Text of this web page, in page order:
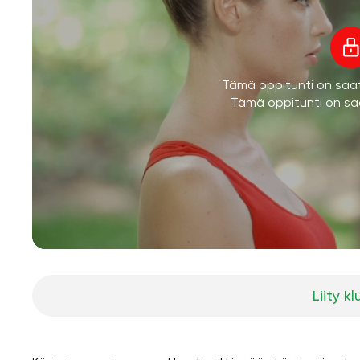
Tämä oppitunti on
Tämä oppitunti on
Liity